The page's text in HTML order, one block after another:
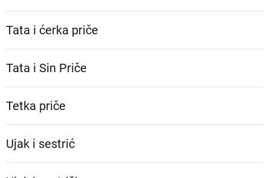
Tata i ćerka priče
Tata i Sin Priče
Tetka priče
Ujak i sestrić